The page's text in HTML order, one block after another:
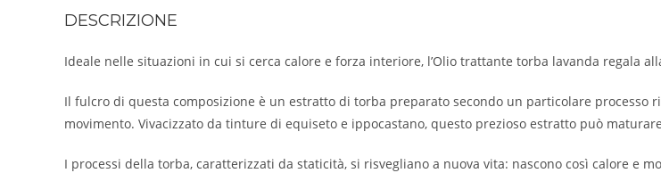
DESCRIZIONE
Ideale nelle situazioni in cui si cerca calore e forza interiore, l’Olio trattante torba lavanda regala
Il fulcro di questa composizione è un estratto di torba preparato secondo un particolare processo
movimento. Vivacizzato da tinture di equiseto e ippocastano, questo prezioso estratto può
I processi della torba, caratterizzati da staticità, si risvegliano a nuova vita: nascono così calore e